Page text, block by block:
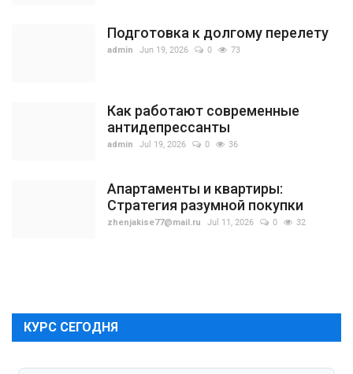
Подготовка к долгому перелету
admin Jun 19, 2026 0 73
Как работают современные
антидепрессанты
admin Jul 19, 2026 0 36
Апартаменты и квартиры:
Стратегия разумной покупки
zhenjakise77@mail.ru Jul 11, 2026 0 32
КУРС СЕГОДНЯ